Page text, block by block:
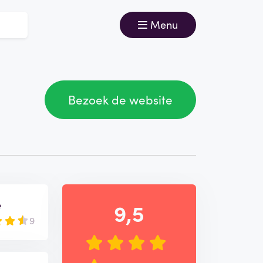
Menu
Bezoek de website
9 9,5